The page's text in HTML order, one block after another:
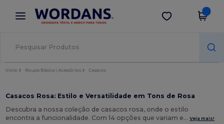
× App Wordans
Melhores preços na app!
Obter app
Início Roupa Básica | Acessórios Casacos
Casacos Rosa: Estilo e Versatilidade em Tons de Rosa
Descubra a nossa coleção de casacos rosa, onde o estilo
encontra a funcionalidade. Com 14 opções que variam e…Veja mais!